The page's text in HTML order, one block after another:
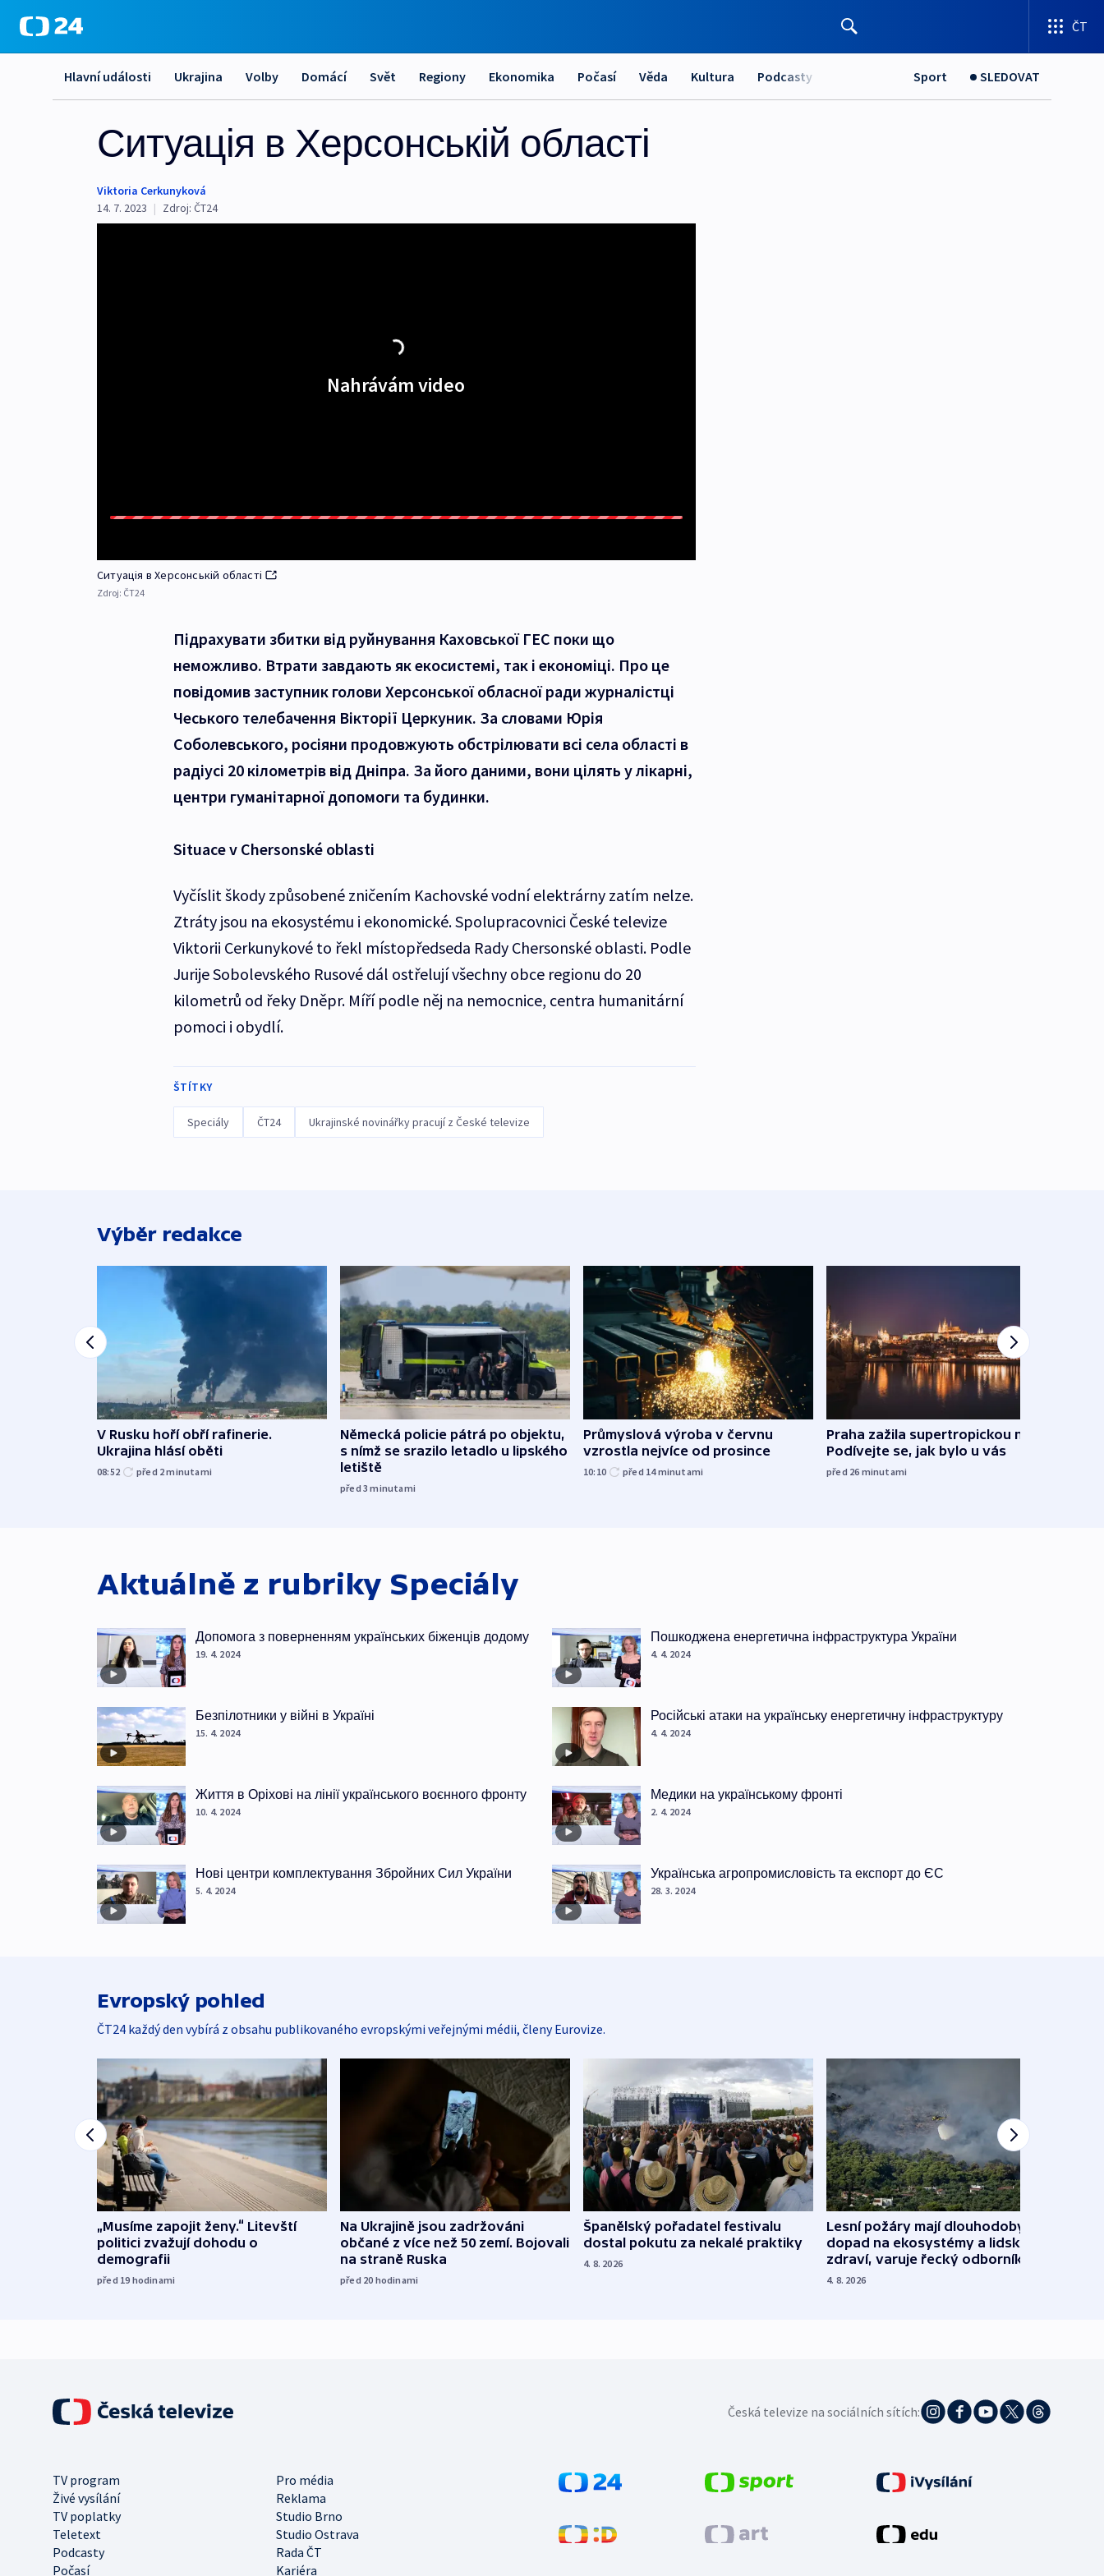
ČT
Hlavní události Ukrajina Volby Domácí Svět Regiony Ekonomika Počasí Věda Kultura Podcasty Sport SLEDOVAT
Ситуація в Херсонській області
Viktoria Cerkunyková
14. 7. 2023 | Zdroj: ČT24
Nahrávám video
Ситуація в Херсонській області
Zdroj: ČT24
Підрахувати збитки від руйнування Каховської ГЕС поки що
неможливо. Втрати завдають як екосистемі, так і економіці. Про це
повідомив заступник голови Херсонської обласної ради журналістці
Чеського телебачення Вікторії Церкуник. За словами Юрія
Соболевського, росіяни продовжують обстрілювати всі села області в
радіусі 20 кілометрів від Дніпра. За його даними, вони цілять у лікарні,
центри гуманітарної допомоги та будинки.
Situace v Chersonské oblasti
Vyčíslit škody způsobené zničením Kachovské vodní elektrárny zatím nelze.
Ztráty jsou na ekosystému i ekonomické. Spolupracovnici České televize
Viktorii Cerkunykové to řekl místopředseda Rady Chersonské oblasti. Podle
Jurije Sobolevského Rusové dál ostřelují všechny obce regionu do 20
kilometrů od řeky Dněpr. Míří podle něj na nemocnice, centra humanitární
pomoci i obydlí.
ŠTÍTKY
Speciály ČT24 Ukrajinské novinářky pracují z České televize
Výběr redakce
V Rusku hoří obří rafinerie.
Ukrajina hlásí oběti
08:52 před 2minutami
Německá policie pátrá po objektu,
s nímž se srazilo letadlo u lipského
letiště
před 3minutami
Průmyslová výroba v červnu
vzrostla nejvíce od prosince
10:10 před 14minutami
Praha zažila supertropickou noc.
Podívejte se, jak bylo u vás
před 26 minutami
Aktuálně z rubriky Speciály
Допомога з поверненням українських біженців додому
19. 4. 2024
Безпілотники у війні в Україні
15. 4. 2024
Життя в Оріхові на лінії українського воєнного фронту
10. 4. 2024
Нові центри комплектування Збройних Сил України
5. 4. 2024
Пошкоджена енергетична інфраструктура України
4. 4. 2024
Російські атаки на українську енергетичну інфраструктуру
4. 4. 2024
Медики на українському фронті
2. 4. 2024
Українська агропромисловість та експорт до ЄС
28. 3. 2024
Evropský pohled
ČT24 každý den vybírá z obsahu publikovaného evropskými veřejnými médii, členy Eurovize.
„Musíme zapojit ženy.“ Litevští
politici zvažují dohodu o
demografii
před 19 hodinami
Na Ukrajině jsou zadržováni
občané z více než 50 zemí. Bojovali
na straně Ruska
před 20 hodinami
Španělský pořadatel festivalu
dostal pokutu za nekalé praktiky
4. 8. 2026
Lesní požáry mají dlouhodobý
dopad na ekosystémy a lidské
zdraví, varuje řecký odborník
4. 8. 2026
Česká televize na sociálních sítích:
TV program
Pro média
Živé vysílání
Reklama
TV poplatky
Studio Brno
Teletext
Studio Ostrava
Podcasty
Rada ČT
Počasí
Kariéra